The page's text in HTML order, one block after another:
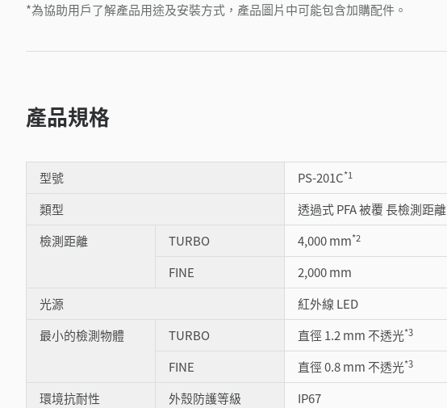
*為協助用戶了解產品用途及安裝方式，產品圖片中可能包含加購配件。
產品規格
型號 PS-201C*1
類型
透過式 PFA 被覆 長檢測距離
檢測距離
TURBO 4,000 mm*2
FINE
2,000 mm
光源
紅外線 LED
最小的檢測物體
TURBO 直徑 1.2 mm 不透光*3
FINE 直徑 0.8 mm 不透光*3
環境抗耐性 外殼防護等級
IP67